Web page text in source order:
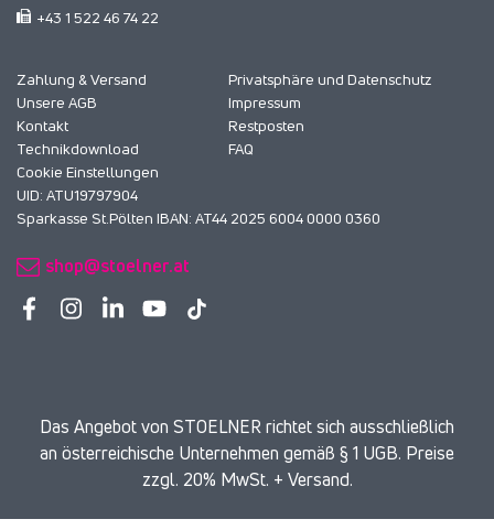
+43 1 522 46 74 22
Zahlung & Versand
Privatsphäre und Datenschutz
Unsere AGB
Impressum
Kontakt
Restposten
Technikdownload
FAQ
Cookie Einstellungen
UID: ATU19797904
Sparkasse St.Pölten IBAN: AT44 2025 6004 0000 0360
shop@stoelner.at
Das Angebot von STOELNER richtet sich ausschließlich
an österreichische Unternehmen gemäß § 1 UGB. Preise
zzgl. 20% MwSt. + Versand.